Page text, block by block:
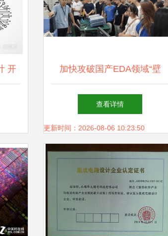
开 加快攻破国产EDA领域“壁
垒”，园区企业“有谱”！
查看详情
更新时间：2026-08-06 10:23:50